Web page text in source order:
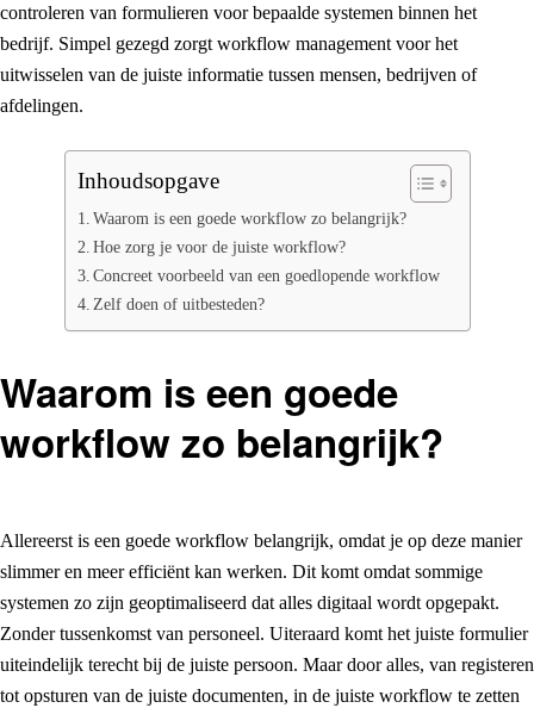
controleren van formulieren voor bepaalde systemen binnen het
bedrijf. Simpel gezegd zorgt workflow management voor het
uitwisselen van de juiste informatie tussen mensen, bedrijven of
afdelingen.
Inhoudsopgave
Waarom is een goede workflow zo belangrijk?
Hoe zorg je voor de juiste workflow?
Concreet voorbeeld van een goedlopende workflow
Zelf doen of uitbesteden?
Waarom is een goede
workflow zo belangrijk?
Allereerst is een goede workflow belangrijk, omdat je op deze manier
slimmer en meer efficiënt kan werken. Dit komt omdat sommige
systemen zo zijn geoptimaliseerd dat alles digitaal wordt opgepakt.
Zonder tussenkomst van personeel. Uiteraard komt het juiste formulier
uiteindelijk terecht bij de juiste persoon. Maar door alles, van registeren
tot opsturen van de juiste documenten, in de juiste workflow te zetten